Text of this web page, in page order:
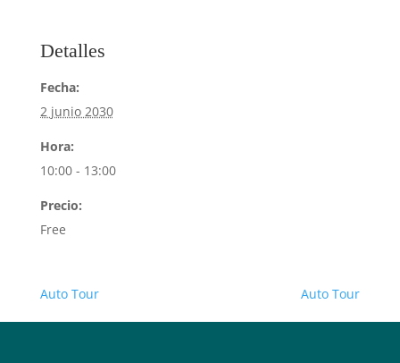
Detalles
Fecha:
2 junio 2030
Hora:
10:00 - 13:00
Precio:
Free
Auto Tour Auto Tour